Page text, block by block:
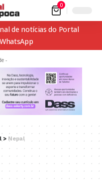
0
de notícias do Portal
-
> Nepal